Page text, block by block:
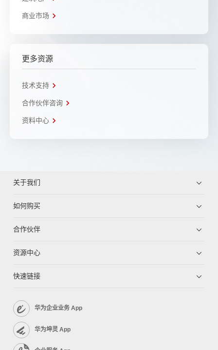
商业市场
更多资源
技术支持
合作伙伴咨询
资料中心
关于我们
如何购买
合作伙伴
资源中心
快速链接
华为企业业务 App
华为坤灵 App